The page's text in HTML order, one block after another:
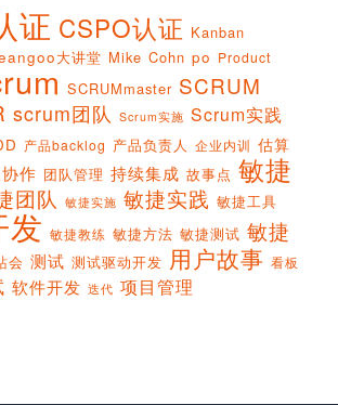
证 CSPO认证 Kanban
大讲堂 Mike Cohn po Product
SCRUMmaster SCRUM
scrum团队 Scrum实施 Scrum实践
产品backlog 产品负责人 企业内训 估算
作 团队管理 持续集成 故事点 敏捷
团队 敏捷实施 敏捷实践 敏捷工具
发 敏捷教练 敏捷方法 敏捷测试 敏捷
会 测试 测试驱动开发 用户故事 看板
软件开发 迭代 项目管理